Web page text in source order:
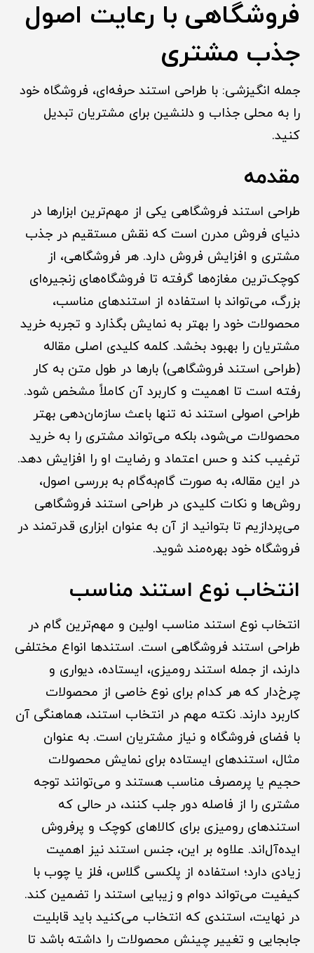
فروشگاهی با رعایت اصول
جذب مشتری
جمله انگیزشی: با طراحی استند حرفه‌ای، فروشگاه خود
را به محلی جذاب و دلنشین برای مشتریان تبدیل
کنید.
مقدمه
طراحی استند فروشگاهی یکی از مهم‌ترین ابزارها در
دنیای فروش مدرن است که نقش مستقیم در جذب
مشتری و افزایش فروش دارد. هر فروشگاهی، از
کوچک‌ترین مغازه‌ها گرفته تا فروشگاه‌های زنجیره‌ای
بزرگ، می‌تواند با استفاده از استندهای مناسب،
محصولات خود را بهتر به نمایش بگذارد و تجربه خرید
مشتریان را بهبود بخشد. کلمه کلیدی اصلی مقاله
(طراحی استند فروشگاهی) بارها در طول متن به کار
رفته است تا اهمیت و کاربرد آن کاملاً مشخص شود.
طراحی اصولی استند نه تنها باعث سازمان‌دهی بهتر
محصولات می‌شود، بلکه می‌تواند مشتری را به خرید
ترغیب کند و حس اعتماد و رضایت او را افزایش دهد.
در این مقاله، به صورت گام‌به‌گام به بررسی اصول،
روش‌ها و نکات کلیدی در طراحی استند فروشگاهی
می‌پردازیم تا بتوانید از آن به عنوان ابزاری قدرتمند در
فروشگاه خود بهره‌مند شوید.
انتخاب نوع استند مناسب
انتخاب نوع استند مناسب اولین و مهم‌ترین گام در
طراحی استند فروشگاهی است. استندها انواع مختلفی
دارند، از جمله استند رومیزی، ایستاده، دیواری و
چرخ‌دار که هر کدام برای نوع خاصی از محصولات
کاربرد دارند. نکته مهم در انتخاب استند، هماهنگی آن
با فضای فروشگاه و نیاز مشتریان است. به عنوان
مثال، استندهای ایستاده برای نمایش محصولات
حجیم یا پرمصرف مناسب هستند و می‌توانند توجه
مشتری را از فاصله دور جلب کنند، در حالی که
استندهای رومیزی برای کالاهای کوچک و پرفروش
ایده‌آل‌اند. علاوه بر این، جنس استند نیز اهمیت
زیادی دارد؛ استفاده از پلکسی گلاس، فلز یا چوب با
کیفیت می‌تواند دوام و زیبایی استند را تضمین کند.
در نهایت، استندی که انتخاب می‌کنید باید قابلیت
جابجایی و تغییر چینش محصولات را داشته باشد تا